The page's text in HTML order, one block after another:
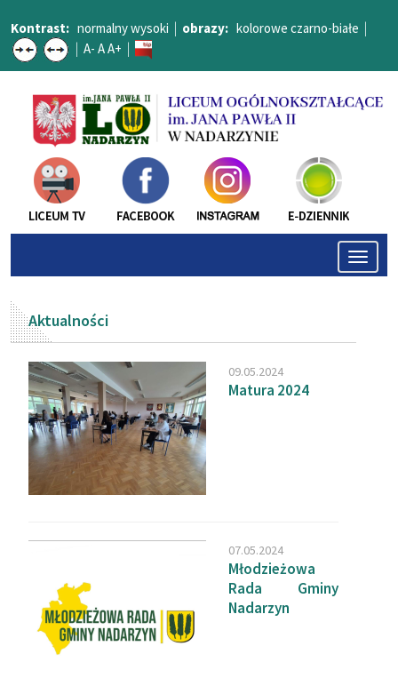
Kontrast: normalnywysoki | obrazy: kolorowe czarno-białe |
| A- AA+ |
Toggle
Aktualności
09.05.2024
Matura 2024
07.05.2024
Młodzieżowa
Rada Gminy
Nadarzyn